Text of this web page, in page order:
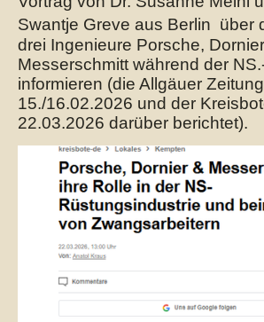
Swantje Greve aus Berlin über
drei Ingenieure Porsche,
Messerschmitt während der
informieren (die Allgäuer
15./16.02.2026 und der
22.03.2026 darüber berichtet).